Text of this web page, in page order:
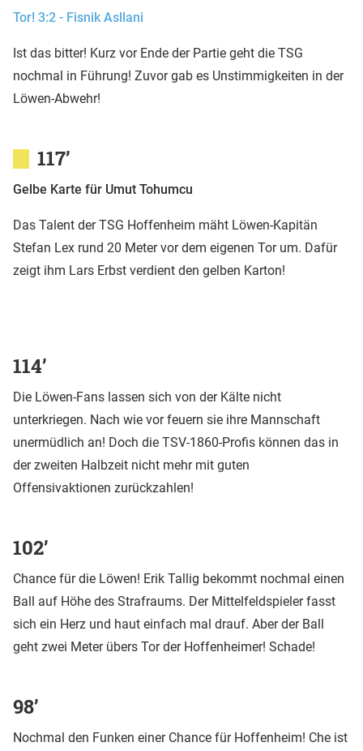
Tor! 3:2 - Fisnik Asllani
Ist das bitter! Kurz vor Ende der Partie geht die TSG
nochmal in Führung! Zuvor gab es Unstimmigkeiten in der
Löwen-Abwehr!
117’
Gelbe Karte für Umut Tohumcu
Das Talent der TSG Hoffenheim mäht Löwen-Kapitän
Stefan Lex rund 20 Meter vor dem eigenen Tor um. Dafür
zeigt ihm Lars Erbst verdient den gelben Karton!
114’
Die Löwen-Fans lassen sich von der Kälte nicht
unterkriegen. Nach wie vor feuern sie ihre Mannschaft
unermüdlich an! Doch die TSV-1860-Profis können das in
der zweiten Halbzeit nicht mehr mit guten
Offensivaktionen zurückzahlen!
102’
Chance für die Löwen! Erik Tallig bekommt nochmal einen
Ball auf Höhe des Strafraums. Der Mittelfeldspieler fasst
sich ein Herz und haut einfach mal drauf. Aber der Ball
geht zwei Meter übers Tor der Hoffenheimer! Schade!
98’
Nochmal den Funken einer Chance für Hoffenheim! Che ist